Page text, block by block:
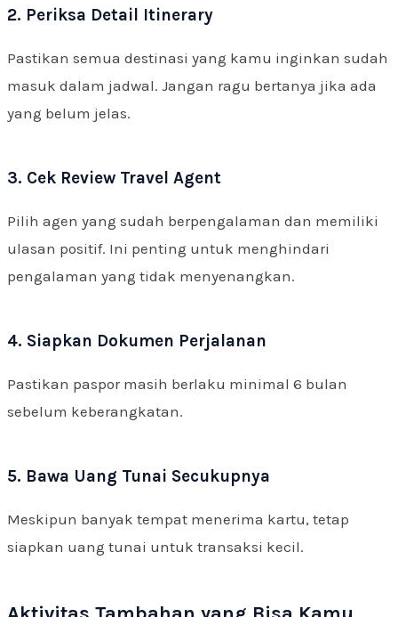
2. Periksa Detail Itinerary
Pastikan semua destinasi yang kamu inginkan sudah
masuk dalam jadwal. Jangan ragu bertanya jika ada
yang belum jelas.
3. Cek Review Travel Agent
Pilih agen yang sudah berpengalaman dan memiliki
ulasan positif. Ini penting untuk menghindari
pengalaman yang tidak menyenangkan.
4. Siapkan Dokumen Perjalanan
Pastikan paspor masih berlaku minimal 6 bulan
sebelum keberangkatan.
5. Bawa Uang Tunai Secukupnya
Meskipun banyak tempat menerima kartu, tetap
siapkan uang tunai untuk transaksi kecil.